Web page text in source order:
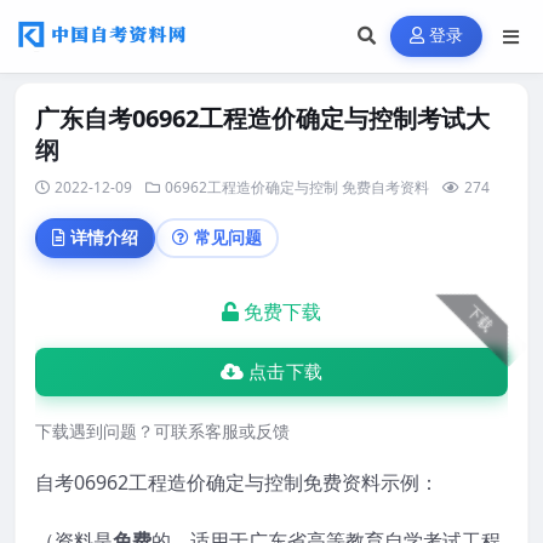
登录
广东自考06962工程造价确定与控制考试大
纲
2022-12-09 06962工程造价确定与控制 免费自考资料 274
详情介绍 常见问题
下载
免费下载
点击下载
下载遇到问题？可联系客服或反馈
自考06962工程造价确定与控制免费资料示例：